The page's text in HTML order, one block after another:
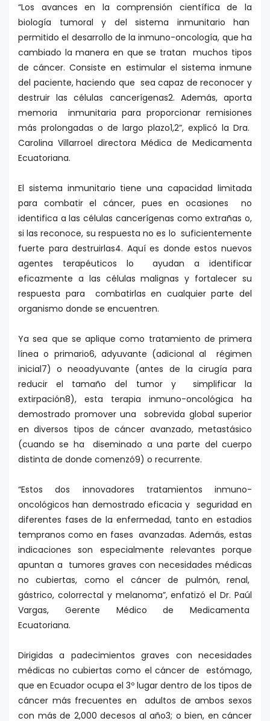
“Los avances en la comprensión científica de la
biología tumoral y del sistema inmunitario han
permitido el desarrollo de la inmuno-oncología, que ha
cambiado la manera en que se tratan muchos tipos
de cáncer. Consiste en estimular el sistema inmune
del paciente, haciendo que sea capaz de reconocer y
destruir las células cancerígenas2. Además, aporta
memoria inmunitaria para proporcionar remisiones
más prolongadas o de largo plazo1,2”, explicó la Dra.
Carolina Villarroel directora Médica de Medicamenta
Ecuatoriana.
El sistema inmunitario tiene una capacidad limitada
para combatir el cáncer, pues en ocasiones no
identifica a las células cancerígenas como extrañas o,
si las reconoce, su respuesta no es lo suficientemente
fuerte para destruirlas4. Aquí es donde estos nuevos
agentes terapéuticos lo ayudan a identificar
eficazmente a las células malignas y fortalecer su
respuesta para combatirlas en cualquier parte del
organismo donde se encuentren.
Ya sea que se aplique como tratamiento de primera
línea o primario6, adyuvante (adicional al régimen
inicial7) o neoadyuvante (antes de la cirugía para
reducir el tamaño del tumor y simplificar la
extirpación8), esta terapia inmuno-oncológica ha
demostrado promover una sobrevida global superior
en diversos tipos de cáncer avanzado, metastásico
(cuando se ha diseminado a una parte del cuerpo
distinta de donde comenzó9) o recurrente.
“Estos dos innovadores tratamientos inmuno-
oncológicos han demostrado eficacia y seguridad en
diferentes fases de la enfermedad, tanto en estadios
tempranos como en fases avanzadas. Además, estas
indicaciones son especialmente relevantes porque
apuntan a tumores graves con necesidades médicas
no cubiertas, como el cáncer de pulmón, renal,
gástrico, colorrectal y melanoma”, enfatizó el Dr. Paúl
Vargas, Gerente Médico de Medicamenta
Ecuatoriana.
Dirigidas a padecimientos graves con necesidades
médicas no cubiertas como el cáncer de estómago,
que en Ecuador ocupa el 3º lugar dentro de los tipos de
cáncer más frecuentes en adultos de ambos sexos
con más de 2,000 decesos al año3; o bien, en cáncer